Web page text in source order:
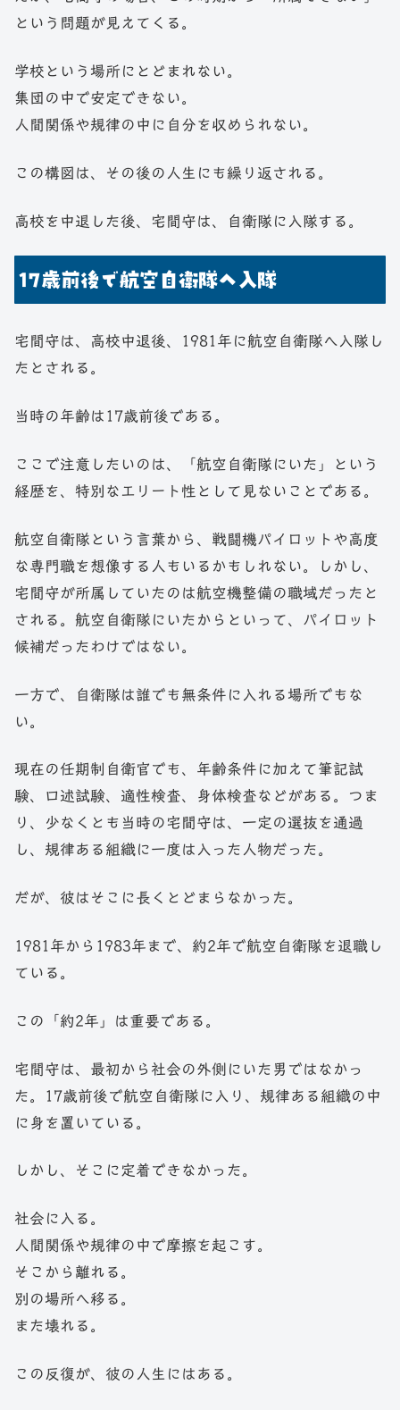
という問題が見えてくる。
学校という場所にとどまれない。
集団の中で安定できない。
人間関係や規律の中に自分を収められない。
この構図は、その後の人生にも繰り返される。
高校を中退した後、宅間守は、自衛隊に入隊する。
17歳前後で航空自衛隊へ入隊
宅間守は、高校中退後、1981年に航空自衛隊へ入隊し
たとされる。
当時の年齢は17歳前後である。
ここで注意したいのは、「航空自衛隊にいた」という
経歴を、特別なエリート性として見ないことである。
航空自衛隊という言葉から、戦闘機パイロットや高度
な専門職を想像する人もいるかもしれない。しかし、
宅間守が所属していたのは航空機整備の職域だったと
される。航空自衛隊にいたからといって、パイロット
候補だったわけではない。
一方で、自衛隊は誰でも無条件に入れる場所でもな
い。
現在の任期制自衛官でも、年齢条件に加えて筆記試
験、口述試験、適性検査、身体検査などがある。つま
り、少なくとも当時の宅間守は、一定の選抜を通過
し、規律ある組織に一度は入った人物だった。
だが、彼はそこに長くとどまらなかった。
1981年から1983年まで、約2年で航空自衛隊を退職し
ている。
この「約2年」は重要である。
宅間守は、最初から社会の外側にいた男ではなかっ
た。17歳前後で航空自衛隊に入り、規律ある組織の中
に身を置いている。
しかし、そこに定着できなかった。
社会に入る。
人間関係や規律の中で摩擦を起こす。
そこから離れる。
別の場所へ移る。
また壊れる。
この反復が、彼の人生にはある。